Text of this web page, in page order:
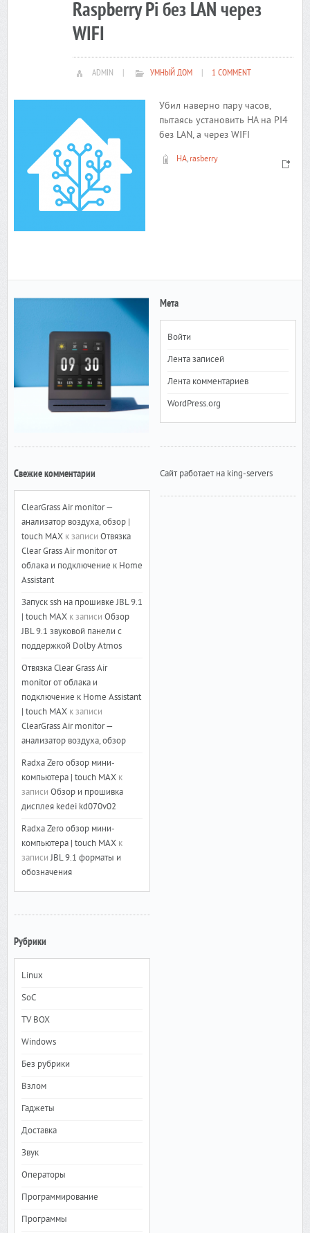
Raspberry Pi без LAN через
WIFI
ADMIN УМНЫЙ ДОМ 1 COMMENT
Убил наверно пару часов,
пытаясь установить HA на PI4
без LAN, а через WIFI
HA, rasberry
Свежие комментарии
ClearGrass Air monitor —
анализатор воздуха, обзор |
touch MAXк записи Отвязка
Clear Grass Air monitor от
облака и подключение к Home
Assistant
Запуск ssh на прошивке JBL 9.1
| touch MAXк записи Обзор
JBL 9.1 звуковой панели с
поддержкой Dolby Atmos
Отвязка Clear Grass Air
monitor от облака и
подключение к Home Assistant
| touch MAXк записи
ClearGrass Air monitor —
анализатор воздуха, обзор
Radxa Zero обзор мини-
компьютера | touch MAXк
записи Обзор и прошивка
дисплея kedei kd070v02
Radxa Zero обзор мини-
компьютера | touch MAXк
записиJBL 9.1 форматы и
обозначения
Рубрики
Linux
SoC
TV BOX
Windows
Без рубрики
Взлом
Гаджеты
Доставка
Звук
Операторы
Программирование
Программы
Мета
Войти
Лента записей
Лента комментариев
WordPress.org
Сайт работает на king-servers